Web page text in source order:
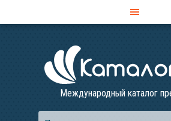
Международный каталог